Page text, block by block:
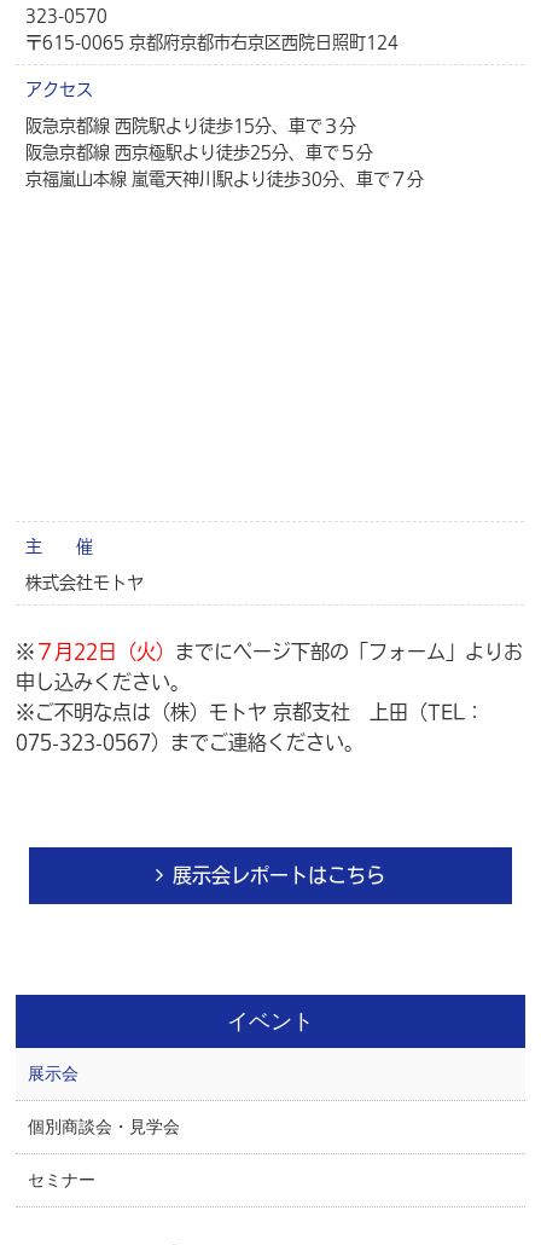
323-0570
〒615-0065 京都府京都市右京区西院日照町124
アクセス
阪急京都線 西院駅より徒歩15分、車で３分
阪急京都線 西京極駅より徒歩25分、車で５分
京福嵐山本線 嵐電天神川駅より徒歩30分、車で７分
主 催
株式会社モトヤ
※ ７月22日（火） までにページ下部の「フォーム」よりお
申し込みください。
※ご不明な点は（株）モトヤ 京都支社 上田（TEL：
075-323-0567）までご連絡ください。
展示会レポートはこちら
イベント
展示会
個別商談会・見学会
セミナー